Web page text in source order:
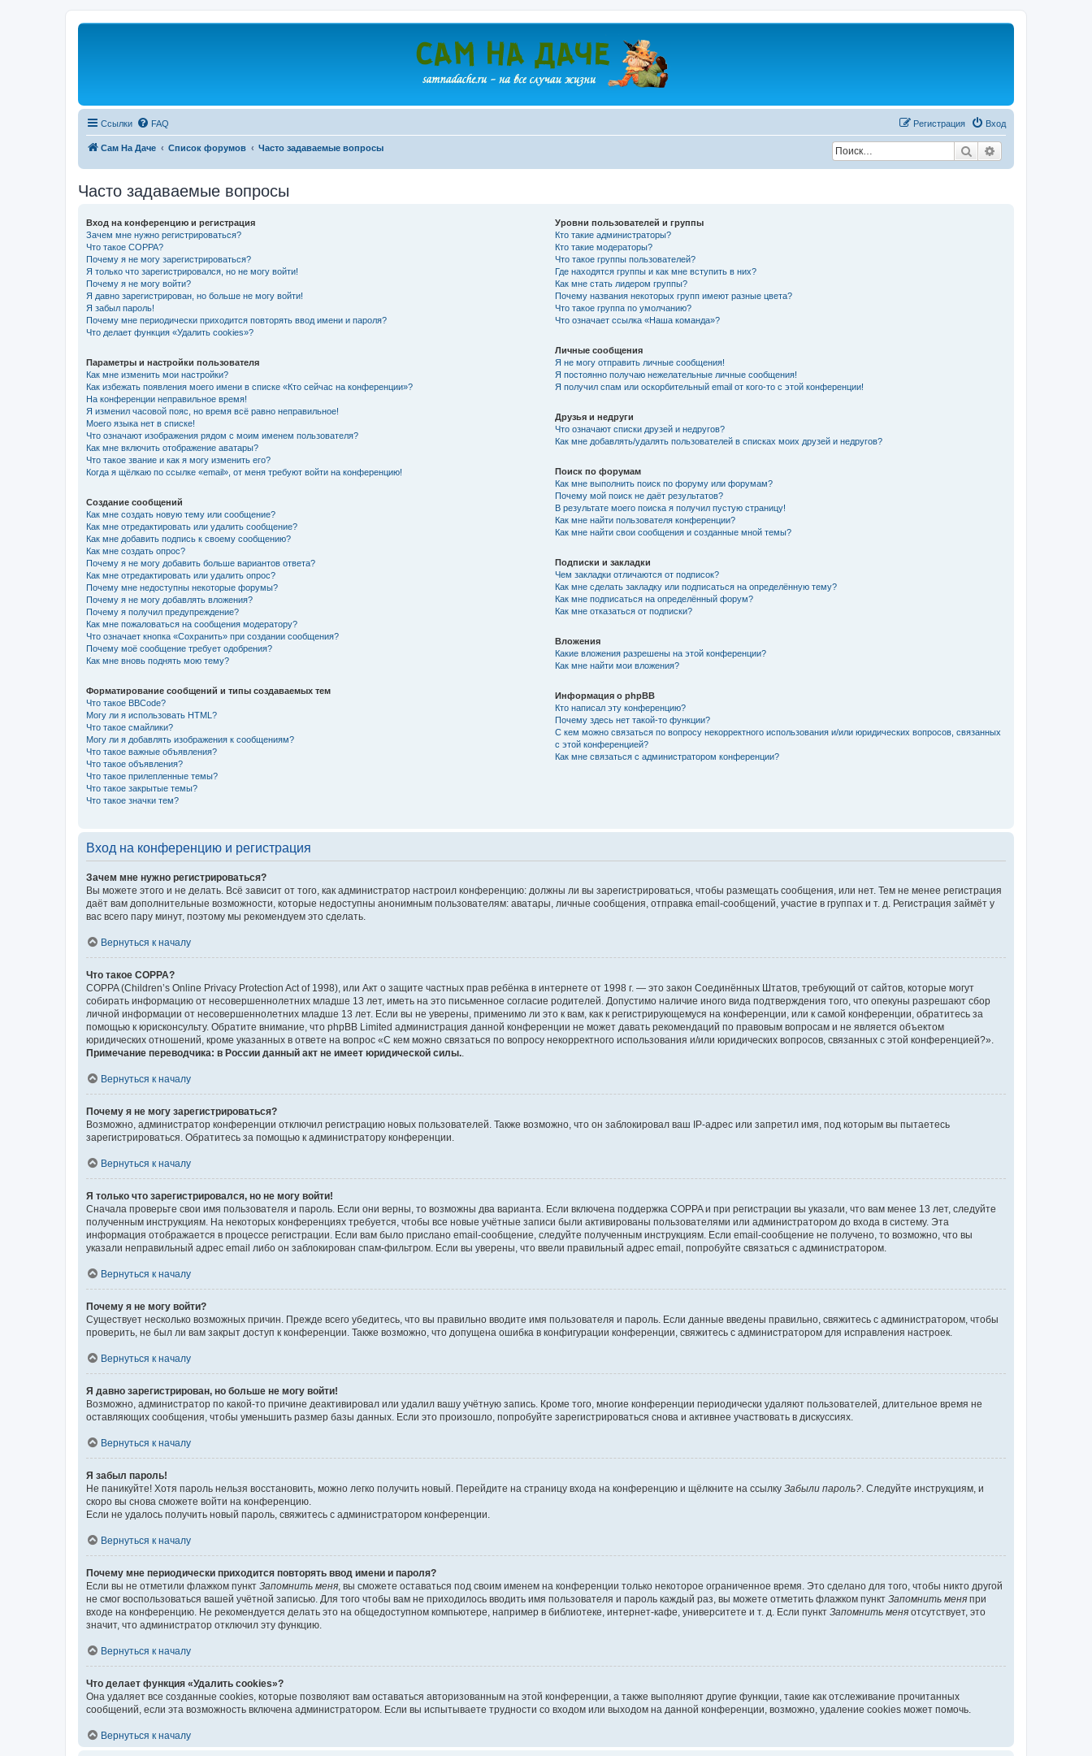
Ссылки FAQ Вход
Регистрация
Сам На Даче Список форумов Часто задаваемые вопросы Поиск
Часто задаваемые вопросы
Вход на конференцию и регистрация
Зачем мне нужно регистрироваться?
Что такое COPPA?
Почему я не могу зарегистрироваться?
Я только что зарегистрировался, но не могу войти!
Почему я не могу войти?
Я давно зарегистрирован, но больше не могу войти!
Я забыл пароль!
Почему мне периодически приходится повторять ввод имени и пароля?
Что делает функция «Удалить cookies»?
Параметры и настройки пользователя
Как мне изменить мои настройки?
Как избежать появления моего имени в списке «Кто сейчас на конференции»?
На конференции неправильное время!
Я изменил часовой пояс, но время всё равно неправильное!
Моего языка нет в списке!
Что означают изображения рядом с моим именем пользователя?
Как мне включить отображение аватары?
Что такое звание и как я могу изменить его?
Когда я щёлкаю по ссылке «email», от меня требуют войти на конференцию!
Создание сообщений
Как мне создать новую тему или сообщение?
Как мне отредактировать или удалить сообщение?
Как мне добавить подпись к своему сообщению?
Как мне создать опрос?
Почему я не могу добавить больше вариантов ответа?
Как мне отредактировать или удалить опрос?
Почему мне недоступны некоторые форумы?
Почему я не могу добавлять вложения?
Почему я получил предупреждение?
Как мне пожаловаться на сообщения модератору?
Что означает кнопка «Сохранить» при создании сообщения?
Почему моё сообщение требует одобрения?
Как мне вновь поднять мою тему?
Форматирование сообщений и типы создаваемых тем
Что такое BBCode?
Могу ли я использовать HTML?
Что такое смайлики?
Могу ли я добавлять изображения к сообщениям?
Что такое важные объявления?
Что такое объявления?
Что такое прилепленные темы?
Что такое закрытые темы?
Что такое значки тем?
Уровни пользователей и группы
Кто такие администраторы?
Кто такие модераторы?
Что такое группы пользователей?
Где находятся группы и как мне вступить в них?
Как мне стать лидером группы?
Почему названия некоторых групп имеют разные цвета?
Что такое группа по умолчанию?
Что означает ссылка «Наша команда»?
Личные сообщения
Я не могу отправить личные сообщения!
Я постоянно получаю нежелательные личные сообщения!
Я получил спам или оскорбительный email от кого-то с этой конференции!
Друзья и недруги
Что означают списки друзей и недругов?
Как мне добавлять/удалять пользователей в списках моих друзей и недругов?
Поиск по форумам
Как мне выполнить поиск по форуму или форумам?
Почему мой поиск не даёт результатов?
В результате моего поиска я получил пустую страницу!
Как мне найти пользователя конференции?
Как мне найти свои сообщения и созданные мной темы?
Подписки и закладки
Чем закладки отличаются от подписок?
Как мне сделать закладку или подписаться на определённую тему?
Как мне подписаться на определённый форум?
Как мне отказаться от подписки?
Вложения
Какие вложения разрешены на этой конференции?
Как мне найти мои вложения?
Информация о phpBB
Кто написал эту конференцию?
Почему здесь нет такой-то функции?
С кем можно связаться по вопросу некорректного использования и/или юридических вопросов, связанных
с этой конференцией?
Как мне связаться с администратором конференции?
Вход на конференцию и регистрация
Зачем мне нужно регистрироваться?
Вы можете этого и не делать. Всё зависит от того, как администратор настроил конференцию: должны ли вы зарегистрироваться, чтобы размещать сообщения, или нет. Тем не менее регистрация
даёт вам дополнительные возможности, которые недоступны анонимным пользователям: аватары, личные сообщения, отправка email-сообщений, участие в группах и т. д. Регистрация займёт у
вас всего пару минут, поэтому мы рекомендуем это сделать.
Вернуться к началу
Что такое COPPA?
COPPA (Children’s Online Privacy Protection Act of 1998), или Акт о защите частных прав ребёнка в интернете от 1998 г. — это закон Соединённых Штатов, требующий от сайтов, которые могут
собирать информацию от несовершеннолетних младше 13 лет, иметь на это письменное согласие родителей. Допустимо наличие иного вида подтверждения того, что опекуны разрешают сбор
личной информации от несовершеннолетних младше 13 лет. Если вы не уверены, применимо ли это к вам, как к регистрирующемуся на конференции, или к самой конференции, обратитесь за
помощью к юрисконсульту. Обратите внимание, что phpBB Limited администрация данной конференции не может давать рекомендаций по правовым вопросам и не является объектом
юридических отношений, кроме указанных в ответе на вопрос «С кем можно связаться по вопросу некорректного использования и/или юридических вопросов, связанных с этой конференцией?».
Примечание переводчика: в России данный акт не имеет юридической силы..
Вернуться к началу
Почему я не могу зарегистрироваться?
Возможно, администратор конференции отключил регистрацию новых пользователей. Также возможно, что он заблокировал ваш IP-адрес или запретил имя, под которым вы пытаетесь
зарегистрироваться. Обратитесь за помощью к администратору конференции.
Вернуться к началу
Я только что зарегистрировался, но не могу войти!
Сначала проверьте свои имя пользователя и пароль. Если они верны, то возможны два варианта. Если включена поддержка COPPA и при регистрации вы указали, что вам менее 13 лет, следуйте
полученным инструкциям. На некоторых конференциях требуется, чтобы все новые учётные записи были активированы пользователями или администратором до входа в систему. Эта
информация отображается в процессе регистрации. Если вам было прислано email-сообщение, следуйте полученным инструкциям. Если email-сообщение не получено, то возможно, что вы
указали неправильный адрес email либо он заблокирован спам-фильтром. Если вы уверены, что ввели правильный адрес email, попробуйте связаться с администратором.
Вернуться к началу
Почему я не могу войти?
Существует несколько возможных причин. Прежде всего убедитесь, что вы правильно вводите имя пользователя и пароль. Если данные введены правильно, свяжитесь с администратором, чтобы
проверить, не был ли вам закрыт доступ к конференции. Также возможно, что допущена ошибка в конфигурации конференции, свяжитесь с администратором для исправления настроек.
Вернуться к началу
Я давно зарегистрирован, но больше не могу войти!
Возможно, администратор по какой-то причине деактивировал или удалил вашу учётную запись. Кроме того, многие конференции периодически удаляют пользователей, длительное время не
оставляющих сообщения, чтобы уменьшить размер базы данных. Если это произошло, попробуйте зарегистрироваться снова и активнее участвовать в дискуссиях.
Вернуться к началу
Я забыл пароль!
Не паникуйте! Хотя пароль нельзя восстановить, можно легко получить новый. Перейдите на страницу входа на конференцию и щёлкните на ссылку Забыли пароль?. Следуйте инструкциям, и
скоро вы снова сможете войти на конференцию.
Если не удалось получить новый пароль, свяжитесь с администратором конференции.
Вернуться к началу
Почему мне периодически приходится повторять ввод имени и пароля?
Если вы не отметили флажком пункт Запомнить меня, вы сможете оставаться под своим именем на конференции только некоторое ограниченное время. Это сделано для того, чтобы никто другой
не смог воспользоваться вашей учётной записью. Для того чтобы вам не приходилось вводить имя пользователя и пароль каждый раз, вы можете отметить флажком пункт Запомнить меня при
входе на конференцию. Не рекомендуется делать это на общедоступном компьютере, например в библиотеке, интернет-кафе, университете и т. д. Если пункт Запомнить меня отсутствует, это
значит, что администратор отключил эту функцию.
Вернуться к началу
Что делает функция «Удалить cookies»?
Она удаляет все созданные cookies, которые позволяют вам оставаться авторизованным на этой конференции, а также выполняют другие функции, такие как отслеживание прочитанных
сообщений, если эта возможность включена администратором. Если вы испытываете трудности со входом или выходом на данной конференции, возможно, удаление cookies может помочь.
Вернуться к началу